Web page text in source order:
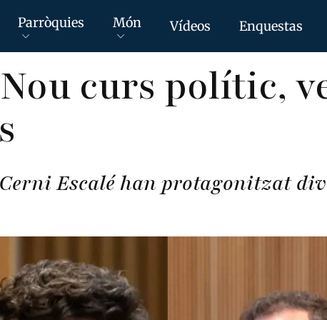
Parròquies Món Vídeos Enquestas
curs polític,
Escalé han protagonitzat